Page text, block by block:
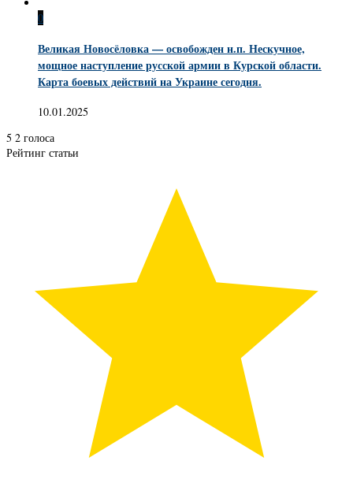
0
Великая Новосёловка — освобожден н.п. Нескучное,
мощное наступление русской армии в Курской области.
Карта боевых действий на Украине сегодня.
10.01.2025
5 2 голоса
Рейтинг статьи